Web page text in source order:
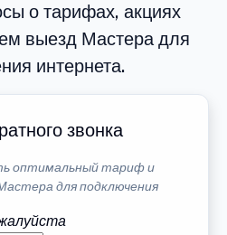
о тарифах, акциях
выезд Мастера для
интернета.
звонка
оптимальный тариф и
для подключения